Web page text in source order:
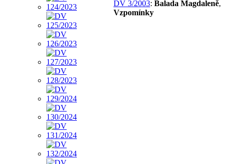
DV 3/2003: Balada Magdaleně,
Vzpomínky